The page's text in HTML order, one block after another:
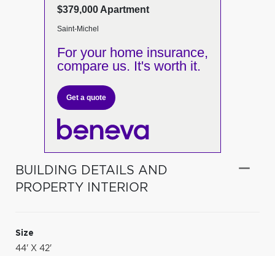
$379,000 Apartment
Saint-Michel
For your home insurance,
compare us. It's worth it.
Get a quote
BUILDING DETAILS AND
PROPERTY INTERIOR
Size
44' X 42'